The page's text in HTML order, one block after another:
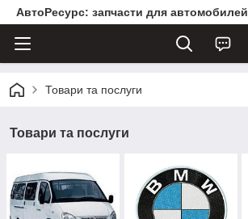
АвтоРесурс: запчасти для автомобилей
Товари та послуги
Товари та послуги